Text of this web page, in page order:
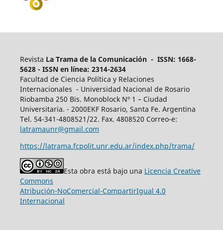
Revista La Trama de la Comunicación - ISSN: 1668-
5628 - ISSN en línea: 2314-2634
Facultad de Ciencia Política y Relaciones
Internacionales - Universidad Nacional de Rosario
Riobamba 250 Bis. Monoblock Nº 1 – Ciudad
Universitaria. - 2000EKF Rosario, Santa Fe. Argentina
Tel. 54-341-4808521/22. Fax. 4808520 Correo-e:
latramaunr@gmail.com
https://latrama.fcpolit.unr.edu.ar/index.php/trama/
Esta obra está bajo una Licencia Creative
Commons
Atribución-NoComercial-CompartirIgual 4.0
Internacional